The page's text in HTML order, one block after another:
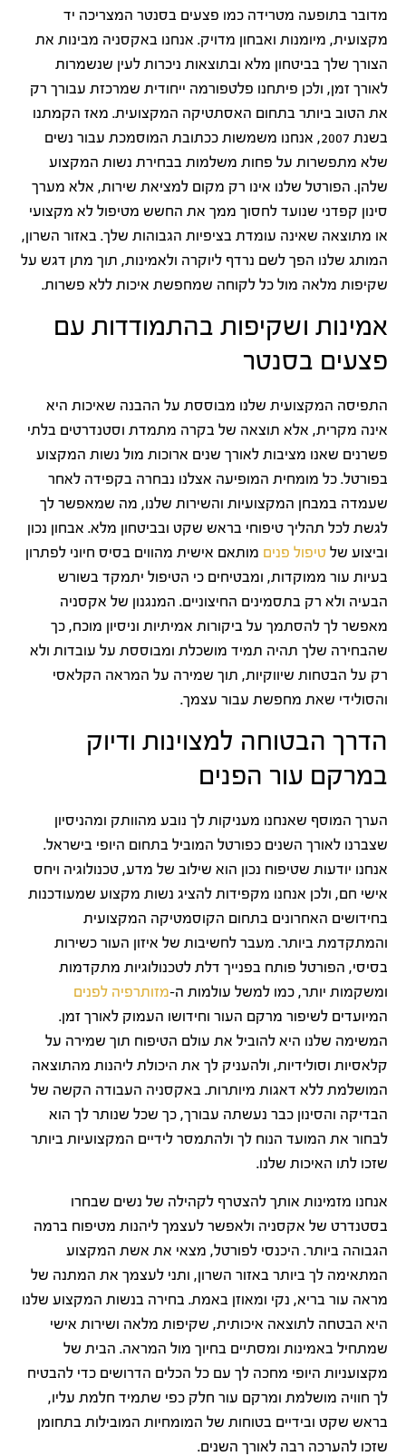
מדובר בתופעה מטרידה כמו פצעים בסנטר המצריכה יד
מקצועית, מיומנות ואבחון מדויק. אנחנו באקסניה מבינות את
הצורך שלך בביטחון מלא ובתוצאות ניכרות לעין שנשמרות
לאורך זמן, ולכן פיתחנו פלטפורמה ייחודית שמרכזת עבורך רק
את הטוב ביותר בתחום האסתטיקה המקצועית. מאז הקמתנו
בשנת 2007, אנחנו משמשות ככתובת המוסמכת עבור נשים
שלא מתפשרות על פחות משלמות בבחירת נשות המקצוע
שלהן. הפורטל שלנו אינו רק מקום למציאת שירות, אלא מערך
סינון קפדני שנועד לחסוך ממך את החשש מטיפול לא מקצועי
או מתוצאה שאינה עומדת בציפיות הגבוהות שלך. באזור השרון,
המותג שלנו הפך לשם נרדף ליוקרה ולאמינות, תוך מתן דגש על
שקיפות מלאה מול כל לקוחה שמחפשת איכות ללא פשרות.
אמינות ושקיפות בהתמודדות עם
פצעים בסנטר
התפיסה המקצועית שלנו מבוססת על ההבנה שאיכות היא
אינה מקרית, אלא תוצאה של בקרה מתמדת וסטנדרטים בלתי
פשרנים שאנו מציבות לאורך שנים ארוכות מול נשות המקצוע
בפורטל. כל מומחית המופיעה אצלנו נבחרה בקפידה לאחר
שעמדה במבחן המקצועיות והשירות שלנו, מה שמאפשר לך
לגשת לכל תהליך טיפוחי בראש שקט ובביטחון מלא. אבחון נכון
וביצוע של טיפול פנים מותאם אישית מהווים בסיס חיוני לפתרון
בעיות עור ממוקדות, ומבטיחים כי הטיפול יתמקד בשורש
הבעיה ולא רק בתסמינים החיצוניים. המנגנון של אקסניה
מאפשר לך להסתמך על ביקורות אמיתיות וניסיון מוכח, כך
שהבחירה שלך תהיה תמיד מושכלת ומבוססת על עובדות ולא
רק על הבטחות שיווקיות, תוך שמירה על המראה הקלאסי
והסולידי שאת מחפשת עבור עצמך.
הדרך הבטוחה למצוינות ודיוק
במרקם עור הפנים
הערך המוסף שאנחנו מעניקות לך נובע מהוותק ומהניסיון
שצברנו לאורך השנים כפורטל המוביל בתחום היופי בישראל.
אנחנו יודעות שטיפוח נכון הוא שילוב של מדע, טכנולוגיה ויחס
אישי חם, ולכן אנחנו מקפידות להציג נשות מקצוע שמעודכנות
בחידושים האחרונים בתחום הקוסמטיקה המקצועית
והמתקדמת ביותר. מעבר לחשיבות של איזון העור כשירות
בסיסי, הפורטל פותח בפנייך דלת לטכנולוגיות מתקדמות
ומשקמות יותר, כמו למשל עולמות ה-מזותרפיה לפנים
המיועדים לשיפור מרקם העור וחידושו העמוק לאורך זמן.
המשימה שלנו היא להוביל את עולם הטיפוח תוך שמירה על
קלאסיות וסולידיות, ולהעניק לך את היכולת ליהנות מהתוצאה
המושלמת ללא דאגות מיותרות. באקסניה העבודה הקשה של
הבדיקה והסינון כבר נעשתה עבורך, כך שכל שנותר לך הוא
לבחור את המועד הנוח לך ולהתמסר לידיים המקצועיות ביותר
שזכו לתו האיכות שלנו.
אנחנו מזמינות אותך להצטרף לקהילה של נשים שבחרו
בסטנדרט של אקסניה ולאפשר לעצמך ליהנות מטיפוח ברמה
הגבוהה ביותר. היכנסי לפורטל, מצאי את אשת המקצוע
המתאימה לך ביותר באזור השרון, ותני לעצמך את המתנה של
מראה עור בריא, נקי ומאוזן באמת. בחירה בנשות המקצוע שלנו
היא הבטחה לתוצאה איכותית, שקיפות מלאה ושירות אישי
שמתחיל באמינות ומסתיים בחיוך מול המראה. הבית של
מקצועניות היופי מחכה לך עם כל הכלים הדרושים כדי להבטיח
לך חוויה מושלמת ומרקם עור חלק כפי שתמיד חלמת עליו,
בראש שקט ובידיים בטוחות של המומחיות המובילות בתחומן
שזכו להערכה רבה לאורך השנים.